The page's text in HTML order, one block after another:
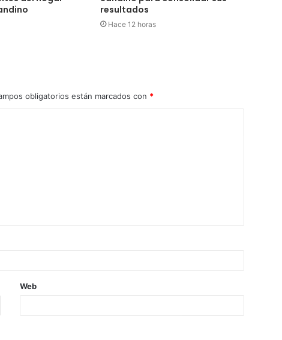
resultados
Hace 12 horas
obligatorios están marcados con *
Web